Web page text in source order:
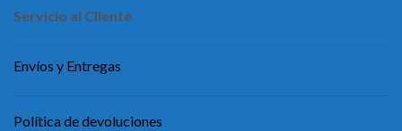
Servicio al Cliente
Envíos y Entregas
Política de devoluciones